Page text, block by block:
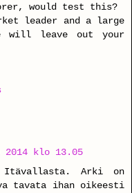
would test this?
leader and a large
will leave out your
2014 klo 13.05
Itävallasta. Arki on
tavata ihan oikeesti